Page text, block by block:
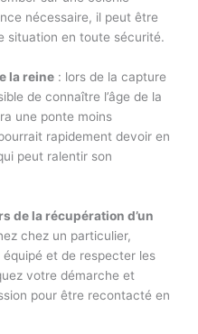
nécessaire, il peut être
situation en toute sécurité.
la reine : lors de la capture
de connaître l’âge de la
une ponte moins
rapidement devoir en
peut ralentir son
de la récupération d’un
chez un particulier,
équipé et de respecter les
votre démarche et
pour être recontacté en